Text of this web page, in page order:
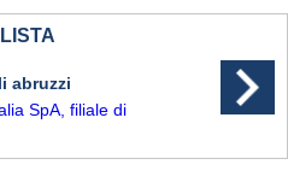
abruzzi
SpA, filiale di